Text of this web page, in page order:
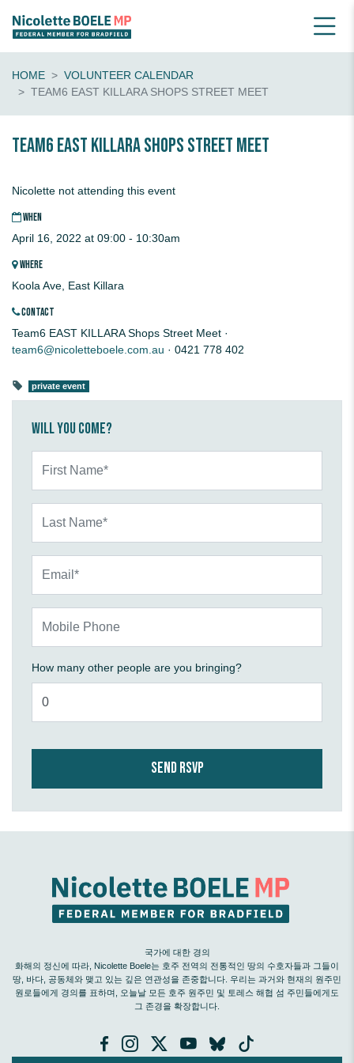
HOME
VOLUNTEER CALENDAR
TEAM6 EAST KILLARA SHOPS STREET MEET
Team6 EAST KILLARA Shops Street Meet
Nicolette not attending this event
WHEN
April 16, 2022 at 09:00 - 10:30am
WHERE
Koola Ave, East Killara
CONTACT
Team6 EAST KILLARA Shops Street Meet ·
team6@nicoletteboele.com.au · 0421 778 402
private event
Will you come?
How many other people are you bringing?
국가에 대한 경의
화해의 정신에 따라, Nicolette Boele는 호주 전역의 전통적인 땅의 수호자들과 그들이
땅, 바다, 공동체와 맺고 있는 깊은 연관성을 존중합니다. 우리는 과거와 현재의 원주민
원로들에게 경의를 표하며, 오늘날 모든 호주 원주민 및 토레스 해협 섬 주민들에게도
그 존경을 확장합니다.